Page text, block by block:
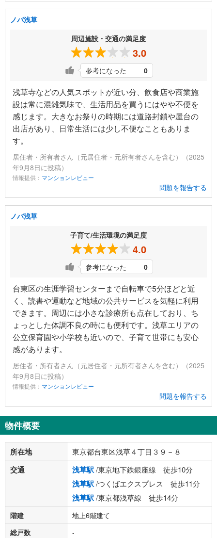
ノバ浅草
周辺施設・交通の満足度
3.0
参考になった 0
浅草寺などの人気スポットが近い分、飲食店や商業施
設は常に混雑気味で、生活用品を買うにはやや不便を
感じます。大きなお祭りの時期には道路封鎖や屋台の
出店があり、日常生活には少し不便なこともありま
す。
居住者・所有者さん（元居住者・元所有者さんを含む）（2025
年9月8日に投稿）
情報提供： マンションレビュー
問題を報告する
ノバ浅草
子育て/生活環境の満足度
4.0
参考になった 0
台東区の生涯学習センターまで自転車で5分ほどと近
く、読書や運動など地域の公共サービスを気軽に利用
できます。周辺には小さな診療所も点在しており、ち
ょっとした体調不良の時にも便利です。浅草エリアの
公立保育園や小学校も近いので、子育て世帯にも安心
感があります。
居住者・所有者さん（元居住者・元所有者さんを含む）（2025
年9月8日に投稿）
情報提供： マンションレビュー
問題を報告する
物件概要
所在地 東京都台東区浅草４丁目３９－８
交通 浅草駅/東京地下鉄銀座線 徒歩10分
浅草駅/つくばエクスプレス 徒歩11分
浅草駅/東京都浅草線 徒歩14分
階建
地上6階建て
総戸数
-